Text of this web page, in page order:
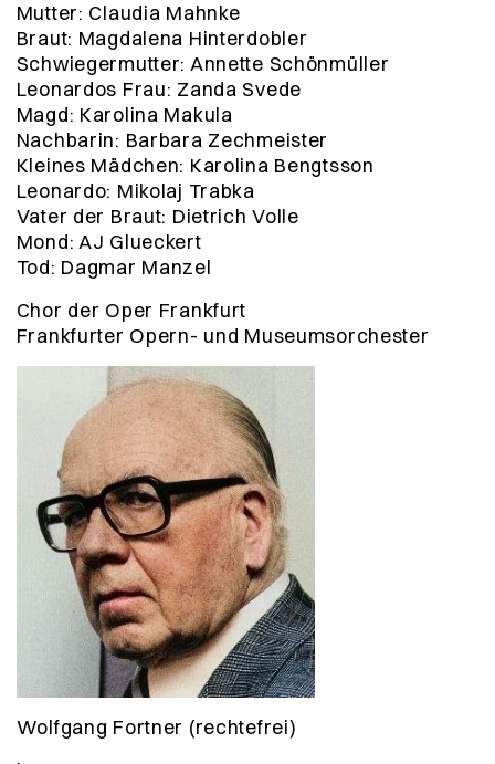
Mutter: Claudia Mahnke
Braut: Magdalena Hinterdobler
Schwiegermutter: Annette Schönmüller
Leonardos Frau: Zanda Svede
Magd: Karolina Makula
Nachbarin: Barbara Zechmeister
Kleines Mädchen: Karolina Bengtsson
Leonardo: Mikolaj Trabka
Vater der Braut: Dietrich Volle
Mond: AJ Glueckert
Tod: Dagmar Manzel
Chor der Oper Frankfurt
Frankfurter Opern- und Museumsorchester
Wolfgang Fortner (rechtefrei)